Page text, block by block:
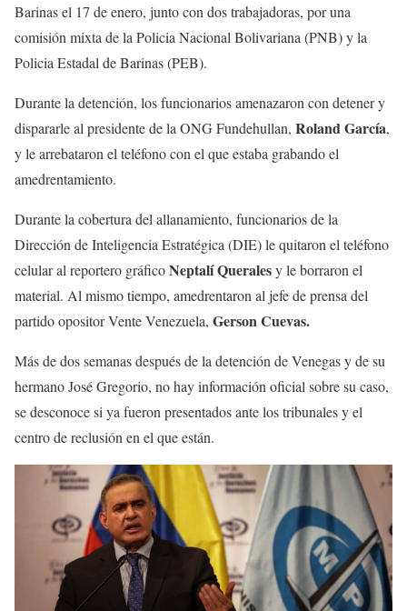
Barinas el 17 de enero, junto con dos trabajadoras, por una
comisión mixta de la Policia Nacional Bolivariana (PNB) y la
Policia Estadal de Barinas (PEB).
Durante la detención, los funcionarios amenazaron con detener y
dispararle al presidente de la ONG Fundehullan, Roland García,
y le arrebataron el teléfono con el que estaba grabando el
amedrentamiento.
Durante la cobertura del allanamiento, funcionarios de la
Dirección de Inteligencia Estratégica (DIE) le quitaron el teléfono
celular al reportero gráficoNeptalí Queralesy le borraron el
material. Al mismo tiempo, amedrentaron al jefe de prensa del
partido opositor Vente Venezuela, Gerson Cuevas.
Más de dos semanas después de la detención de Venegas y de su
hermano José Gregorio, no hay información oficial sobre su caso,
se desconoce si ya fueron presentados ante los tribunales y el
centro de reclusión en el que están.